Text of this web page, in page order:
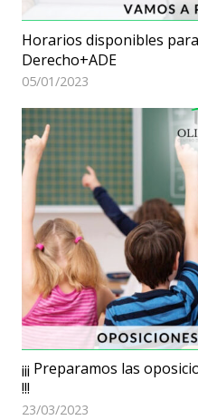
Horarios disponibles
Derecho+ADE
05/01/2023
¡¡¡ Preparamos las
!!!
23/03/2023